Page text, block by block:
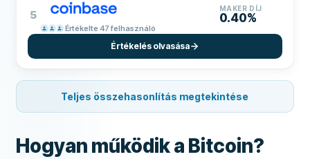
5
Értékelte 47 felhasználó
MAKER DÍJ
0.40%
Értékelés olvasása
Teljes összehasonlítás megtekintése
Hogyan működik a Bitcoin?